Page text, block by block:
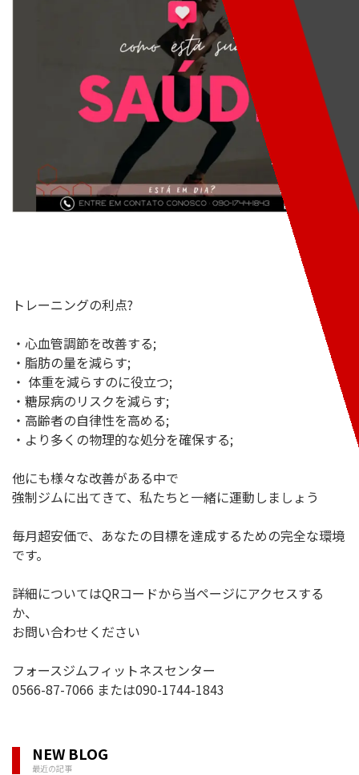
トレーニングの利点?
・ 心血管調節を改善する;
・ 脂肪の量を減らす;
・ 体重を減らすのに役立つ;
・ 糖尿病のリスクを減らす;
・ 高齢者の自律性を高める;
・ より多くの物理的な処分を確保する;
他にも様々な改善がある中で
強制ジムに出てきて、私たちと一緒に運動しましょう
毎月超安価で、あなたの目標を達成するための完全な環境
です。
詳細についてはQRコードから当ページにアクセスする
か、
お問い合わせください
フォースジムフィットネスセンター
0566-87-7066 または090-1744-1843
NEW BLOG
最近の記事